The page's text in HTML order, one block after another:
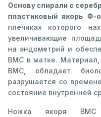
Основу спирали с
пластиковый якорь Ф-
плечиках которого
увеличивающие
на эндометрий и
ВМС в матке. Материал,
ВМС, обладает
разрушается со
состояние внутренней
Ножка якоря ВМС